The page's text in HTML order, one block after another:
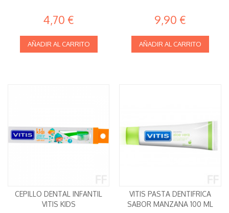
4,70 €
AÑADIR AL CARRITO
9,90 €
AÑADIR AL CARRITO
CEPILLO DENTAL INFANTIL
VITIS KIDS
VITIS PASTA DENTIFRICA
SABOR MANZANA 100 ML